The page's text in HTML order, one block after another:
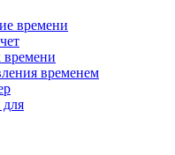
времени
временем